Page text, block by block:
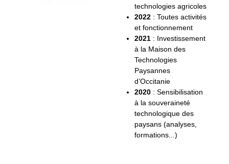
technologies agricoles
2022 : Toutes activités
et fonctionnement
2021 : Investissement
à la Maison des
Technologies
Paysannes
d’Occitanie
2020 : Sensibilisation
à la souveraineté
technologique des
paysans (analyses,
formations...)